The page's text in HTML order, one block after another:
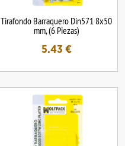
Tirafondo Barraquero Din571 8x50
mm, (6 Piezas)
5.43 €